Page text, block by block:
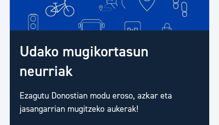
Udako mugikortasun
neurriak
Ezagutu Donostian modu eroso, azkar eta
jasangarrian mugitzeko aukerak!